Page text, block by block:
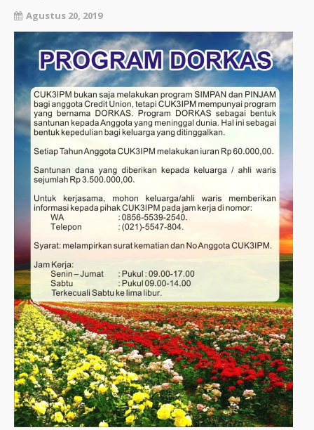
Agustus 20, 2019